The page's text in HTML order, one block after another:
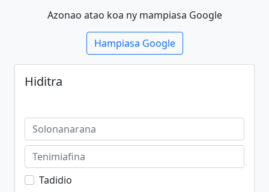
Azonao atao koa ny mampiasa Google
Hampiasa Google
Hiditra
Tadidio